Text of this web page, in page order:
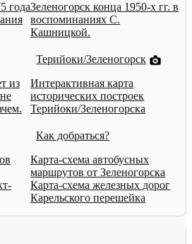
годаЗеленогорск конца 1950-х гг. в
воспоминаниях С.
Кашницкой.
из
Терийоки/Зеленогорск
Интерактивная карта
исторических построек
Терийоки/Зеленогорска
Как добраться?
Карта-схема автобусных
маршрутов от Зеленогорска
Карта-схема железных дорог
Карельского перешейка